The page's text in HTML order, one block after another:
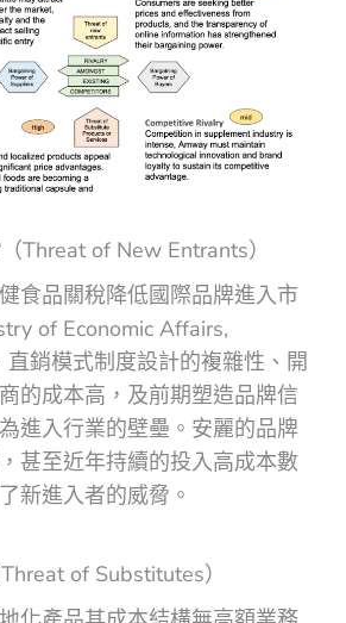
（Threat of New Entrants）
食品關稅降低國際品牌進入市
of Economic Affairs,
銷模式制度設計的複雜性、開
的成本高，及前期塑造品牌信
進入行業的壁壘。安麗的品牌
甚至近年持續的投入高成本數
新進入者的威脅。
Threat of Substitutes）